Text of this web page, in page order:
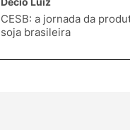
CESB: a jornada da
soja brasileira